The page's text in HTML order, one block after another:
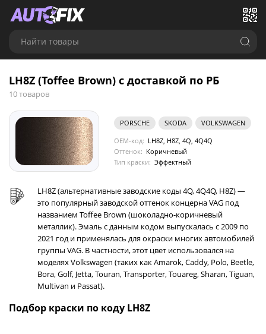
Найти товары
LH8Z (Toffee Brown) с доставкой по РБ
10 товаров
PORSCHE SKODA
VOLKSWAGEN
OEM-код: LH8Z, H8Z, 4Q, 4Q4Q
Оттенок: Коричневый
Тип краски: Эффектный
LH8Z (альтернативные заводские коды 4Q, 4Q4Q, H8Z) —
это популярный заводской оттенок концерна VAG под
названием Toffee Brown (шоколадно-коричневый
металлик). Эмаль с данным кодом выпускалась с 2009 по
2021 год и применялась для окраски многих автомобилей
группы VAG. В частности, этот цвет использовался на
моделях Volkswagen (таких как Amarok, Caddy, Polo, Beetle,
Bora, Golf, Jetta, Touran, Transporter, Touareg, Sharan, Tiguan,
Multivan и Passat).
Подбор краски по коду LH8Z